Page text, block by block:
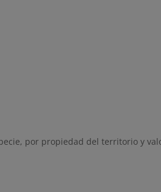
por propiedad del territorio y